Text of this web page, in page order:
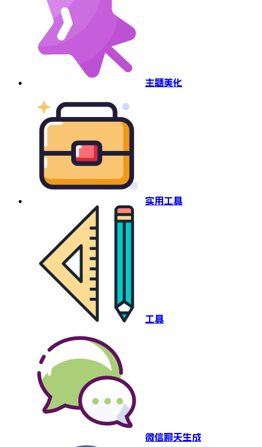
主题美化
实用工具
工具
微信聊天生成